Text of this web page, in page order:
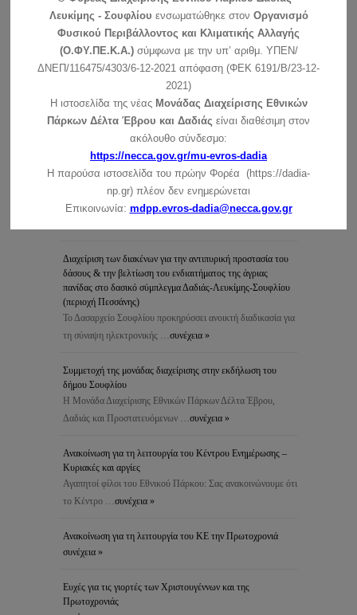
ΠΡΟΣΦΑΤΑ ΝΕΑ-ΠΡΟΚΗΡΥΞΕΙΣ
Εορτασμός για τα 30 χρόνια της ημέρας Natura 2000
Διαχείριση των διακένων για την αντιπυρική προστασία του
δάσους & την βελτίωση του ενδιαιτήματος της άγριας
πανίδας στο δασικό σύμπλεγμα Δαδιάς-Λευκίμης-Σουφλίου
(περιοχή Πεσσάνης)
Το Δασαρχείο Σουφλίου προκηρύσσει ανοικτή διαδικασία για
τη σύναψη ηλεκτρονικής … συνέχεια »
Συμμετοχή της μονάδας διαχείρισης στην εκδήλωση του
δήμου Σουφλίου
Η Μονάδα Διαχείρισης Εθνικών Πάρκων Δέλτα Έβρου,
Δαδιάς και Προστατευόμενων … συνέχεια »
Ανακοίνωση για τη λειτουργία του Κέντρου Ενημέρωσης –
Κυριακές και αργίες
Αγαπητοί φίλοι του Εθνικού Πάρκου: Σας ανακοινώνουμε ότι
το Κέντρο … συνέχεια »
Ανακοίνωση για τη λειτουργία του ΚΕ την Πρωτοχρονιά
συνέχεια »
Ευχές για τις γιορτές των Χριστουγέννων και της
Πρωτοχρονιάς
Λευκίμης - Σουφλίου ενσωματώθηκε στον Οργανισμό
Φυσικού Περιβάλλοντος και Κλιματικής Αλλαγής
(Ο.ΦΥ.ΠΕ.Κ.Α.)σύμφωνα με την υπ’ αριθμ. ΥΠΕΝ/
ΔΝΕΠ/116475/4303/6-12-2021 απόφαση (ΦΕΚ 6191/Β/23-12-
2021)
Η ιστοσελίδα της νέας Μονάδας Διαχείρισης Εθνικών
Πάρκων Δέλτα Έβρου και Δαδιάς είναι διαθέσιμη στον
ακόλουθο σύνδεσμο:
https://necca.gov.gr/mu-evros-dadia
Η παρούσα ιστοσελίδα του πρώην Φορέα (https://dadia-
np.gr) πλέον δεν ενημερώνεται
Επικοινωνία: mdpp.evros-dadia@necca.gov.gr